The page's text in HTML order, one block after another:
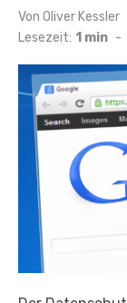
Von Oliver Kessler
Lesezeit: 1 min -